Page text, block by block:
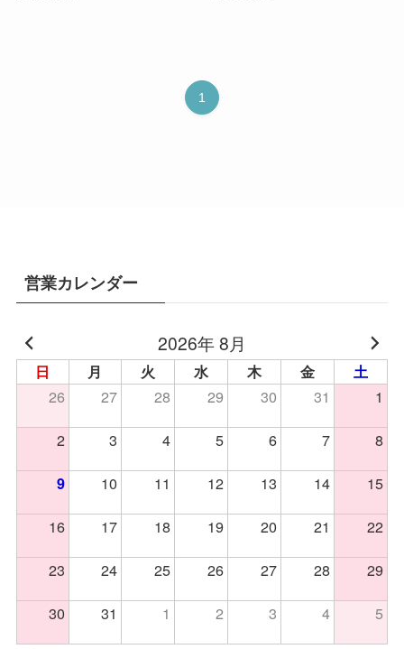
1
営業カレンダー
2026年 8月
日 月 火 水 木 金 土
26 27 28 29 30 31
1
2
3 4 5 6 7 8
9 10 11 12 13 14
15
16
17 18 19 20 21
22
23
24 25 26 27 28
29
30
31 1 2 3 4 5